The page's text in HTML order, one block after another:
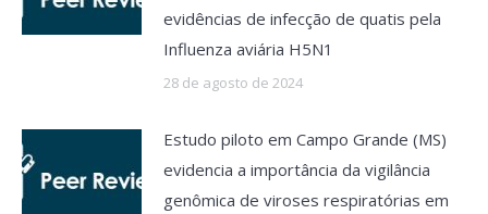
evidências de infecção de quatis pela
Influenza aviária H5N1
28 de agosto de 2024
Estudo piloto em Campo Grande (MS)
evidencia a importância da vigilância
genômica de viroses respiratórias em